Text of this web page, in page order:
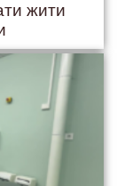
жити